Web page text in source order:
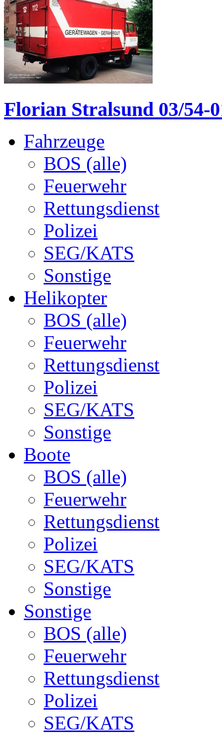
Florian Stralsund 03/54-
Fahrzeuge
BOS (alle)
Feuerwehr
Rettungsdienst
Polizei
SEG/KATS
Sonstige
Helikopter
BOS (alle)
Feuerwehr
Rettungsdienst
Polizei
SEG/KATS
Sonstige
Boote
BOS (alle)
Feuerwehr
Rettungsdienst
Polizei
SEG/KATS
Sonstige
Sonstige
BOS (alle)
Feuerwehr
Rettungsdienst
Polizei
SEG/KATS